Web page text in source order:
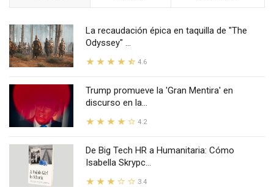
La recaudación épica en taquilla de "The
Odyssey" ...
4.6
Trump promueve la 'Gran Mentira' en
discurso en la...
4.2
De Big Tech HR a Humanitaria: Cómo
Isabella Skrypc...
3.4